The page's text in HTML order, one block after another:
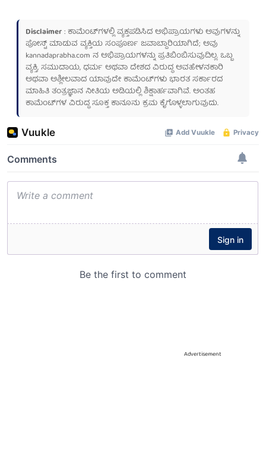
Disclaimer: ಕಾಮೆಂಟ್‌ಗಳಲ್ಲಿ ವ್ಯಕ್ತಪಡಿಸಿದ ಅಭಿಪ್ರಾಯಗಳು ಅವುಗಳನ್ನು
ಪೋಸ್ಟ್ ಮಾಡುವ ವ್ಯಕ್ತಿಯ ಸಂಪೂರ್ಣ ಜವಾಬ್ದಾರಿಯಾಗಿದೆ; ಅವು
kannadaprabha.com ನ ಅಭಿಪ್ರಾಯಗಳನ್ನು ಪ್ರತಿಬಿಂಬಿಸುವುದಿಲ್ಲ. ಒಬ್ಬ
ವ್ಯಕ್ತಿ, ಸಮುದಾಯ, ಧರ್ಮ ಅಥವಾ ದೇಶದ ವಿರುದ್ಧ ಅವಹೇಳನಕಾರಿ
ಅಥವಾ ಅಶ್ಲೀಲವಾದ ಯಾವುದೇ ಕಾಮೆಂಟ್‌ಗಳು ಭಾರತ ಸರ್ಕಾರದ
ಮಾಹಿತಿ ತಂತ್ರಜ್ಞಾನ ನೀತಿಯ ಅಡಿಯಲ್ಲಿ ಶಿಕ್ಷಾರ್ಹವಾಗಿವೆ. ಅಂತಹ
ಕಾಮೆಂಟ್‌ಗಳ ವಿರುದ್ಧ ಸೂಕ್ತ ಕಾನೂನು ಕ್ರಮ ಕೈಗೊಳ್ಳಲಾಗುವುದು.
Advertisement